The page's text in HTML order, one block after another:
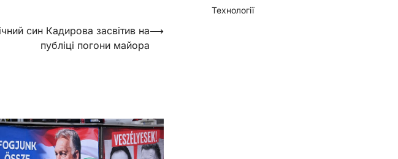
син Кадирова засвітив на
публіці погони майора
⟶
Технології